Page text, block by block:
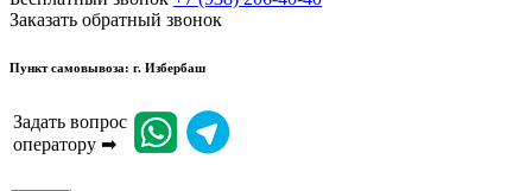
Заказать обратный звонок
Пункт самовывоза: г. Избербаш
Задать вопрос
оператору ➡